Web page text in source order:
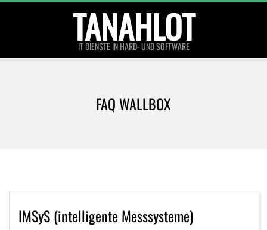
TANAHLOT
IT DIENSTE IN HARD- UND SOFTWARE
FAQ WALLBOX
IMSyS (intelligente Messsysteme)